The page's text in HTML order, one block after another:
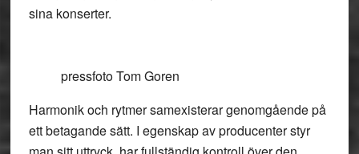
sina konserter.
pressfoto Tom Goren
Harmonik och rytmer samexisterar genomgående på
ett betagande sätt. I egenskap av producenter styr